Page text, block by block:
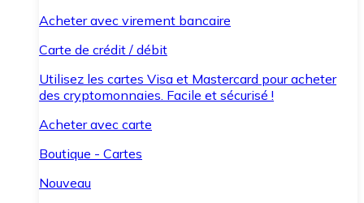
Acheter avec virement bancaire
Carte de crédit / débit
Utilisez les cartes Visa et Mastercard pour acheter
des cryptomonnaies. Facile et sécurisé !
Acheter avec carte
Boutique - Cartes
Nouveau